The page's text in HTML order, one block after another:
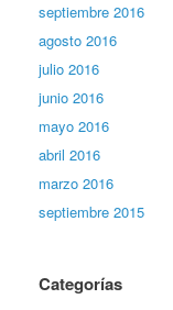
septiembre 2016
agosto 2016
julio 2016
junio 2016
mayo 2016
abril 2016
marzo 2016
septiembre 2015
Categorías